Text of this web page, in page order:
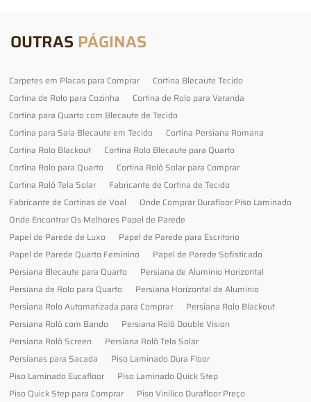
OUTRAS PÁGINAS
Carpetes em Placas para Comprar
Cortina Blecaute Tecido
Cortina de Rolo para Cozinha
Cortina de Rolo para Varanda
Cortina para Quarto com Blecaute de Tecido
Cortina para Sala Blecaute em Tecido
Cortina Persiana Romana
Cortina Rolo Blackout
Cortina Rolo Blecaute para Quarto
Cortina Rolo para Quarto
Cortina Rolô Solar para Comprar
Cortina Rolô Tela Solar
Fabricante de Cortina de Tecido
Fabricante de Cortinas de Voal
Onde Comprar Durafloor Piso Laminado
Onde Encontrar Os Melhores Papel de Parede
Papel de Parede de Luxo
Papel de Parede para Escritorio
Papel de Parede Quarto Feminino
Papel de Parede Sofisticado
Persiana Blecaute para Quarto
Persiana de Alumínio Horizontal
Persiana de Rolo para Quarto
Persiana Horizontal de Alumínio
Persiana Rolo Automatizada para Comprar
Persiana Rolo Blackout
Persiana Rolô com Bando
Persiana Rolô Double Vision
Persiana Rolô Screen
Persiana Rolô Tela Solar
Persianas para Sacada
Piso Laminado Dura Floor
Piso Laminado Eucafloor
Piso Laminado Quick Step
Piso Quick Step para Comprar
Piso Vinilico Durafloor Preço